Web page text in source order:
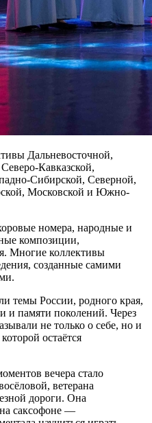
Дальневосточной,
Кавказской,
Сибирской, Северной,
Московской и Южно-
номера, народные и
композиции,
Многие коллективы
созданные самими
темы России, родного края,
и памяти поколений. Через
не только о себе, но и
остаётся
вечера стало
ветерана
дороги. Она
саксофоне —